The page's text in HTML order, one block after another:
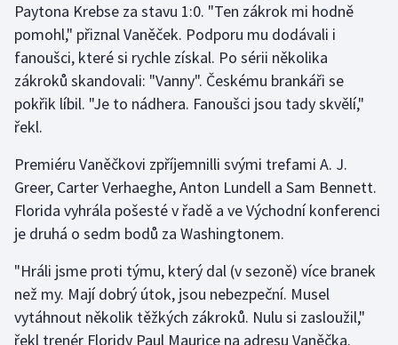
Parasport
Plavání
Plážový volejbal
Rychlobruslení
Rychlostní kanoistika
Short track
Sportovní střelba
Paytona Krebse za stavu 1:0. "Ten zákrok mi hodně
pomohl," přiznal Vaněček. Podporu mu dodávali i
fanoušci, které si rychle získal. Po sérii několika
zákroků skandovali: "Vanny". Českému brankáři se
pokřik líbil. "Je to nádhera. Fanoušci jsou tady skvělí,"
řekl.
Premiéru Vaněčkovi zpříjemnilli svými trefami A. J.
Greer, Carter Verhaeghe, Anton Lundell a Sam Bennett.
Florida vyhrála pošesté v řadě a ve Východní konferenci
je druhá o sedm bodů za Washingtonem.
"Hráli jsme proti týmu, který dal (v sezoně) více branek
než my. Mají dobrý útok, jsou nebezpeční. Musel
vytáhnout několik těžkých zákroků. Nulu si zasloužil,"
řekl trenér Floridy Paul Maurice na adresu Vaněčka.